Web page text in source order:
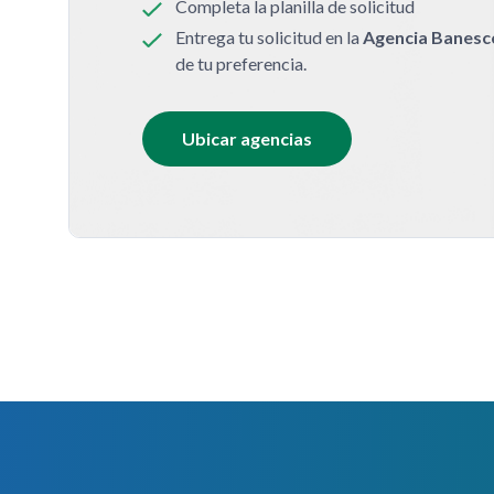
Completa la planilla de solicitud
Entrega tu solicitud en laAgencia
de tu preferencia.
Ubicar agencias